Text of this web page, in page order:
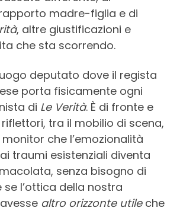
madre-figlia e di
, altre giustificazioni e
che sta scorrendo.
deputato dove il regista
porta fisicamente ogni
di Le Verità. È di fronte e
tra il mobilio di scena,
monitor che l’emozionalità
traumi esistenziali diventa
senza bisogno di
se l’ottica della nostra
altro orizzonte utileche